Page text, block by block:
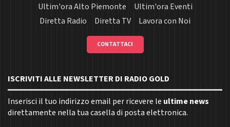
Ultim'ora Alto Piemonte
Ultim'ora Eventi
Diretta Radio
Diretta TV Lavora con Noi
CONTATTACI
ISCRIVITI ALLE NEWSLETTER DI RADIO GOLD
Inserisci il tuo indirizzo email per ricevere le ultime news
direttamente nella tua casella di posta elettronica.